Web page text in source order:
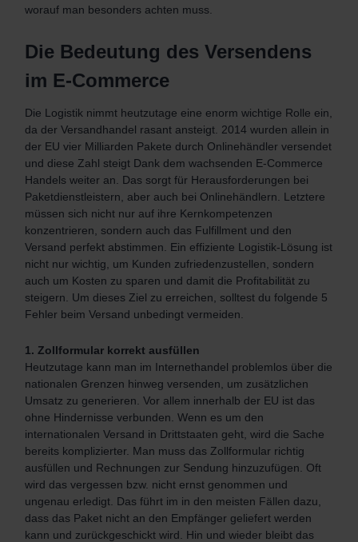
worauf man besonders achten muss.
Die Bedeutung des Versendens
im E-Commerce
Die Logistik nimmt heutzutage eine enorm wichtige Rolle ein,
da der Versandhandel rasant ansteigt. 2014 wurden allein in
der EU vier Milliarden Pakete durch Onlinehändler versendet
und diese Zahl steigt Dank dem wachsenden E-Commerce
Handels weiter an. Das sorgt für Herausforderungen bei
Paketdienstleistern, aber auch bei Onlinehändlern. Letztere
müssen sich nicht nur auf ihre Kernkompetenzen
konzentrieren, sondern auch das Fulfillment und den
Versand perfekt abstimmen. Ein effiziente Logistik-Lösung ist
nicht nur wichtig, um Kunden zufriedenzustellen, sondern
auch um Kosten zu sparen und damit die Profitabilität zu
steigern. Um dieses Ziel zu erreichen, solltest du folgende 5
Fehler beim Versand unbedingt vermeiden.
1. Zollformular korrekt ausfüllen
Heutzutage kann man im Internethandel problemlos über die
nationalen Grenzen hinweg versenden, um zusätzlichen
Umsatz zu generieren. Vor allem innerhalb der EU ist das
ohne Hindernisse verbunden. Wenn es um den
internationalen Versand in Drittstaaten geht, wird die Sache
bereits komplizierter. Man muss das Zollformular richtig
ausfüllen und Rechnungen zur Sendung hinzuzufügen. Oft
wird das vergessen bzw. nicht ernst genommen und
ungenau erledigt. Das führt im in den meisten Fällen dazu,
dass das Paket nicht an den Empfänger geliefert werden
kann und zurückgeschickt wird. Hin und wieder bleibt das